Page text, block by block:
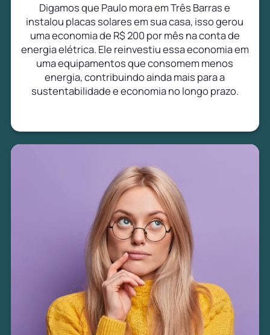
Digamos que Paulo mora em Três Barras e
instalou placas solares em sua casa, isso gerou
uma economia de R$ 200 por mês na conta de
energia elétrica. Ele reinvestiu essa economia em
uma equipamentos que consomem menos
energia, contribuindo ainda mais para a
sustentabilidade e economia no longo prazo.